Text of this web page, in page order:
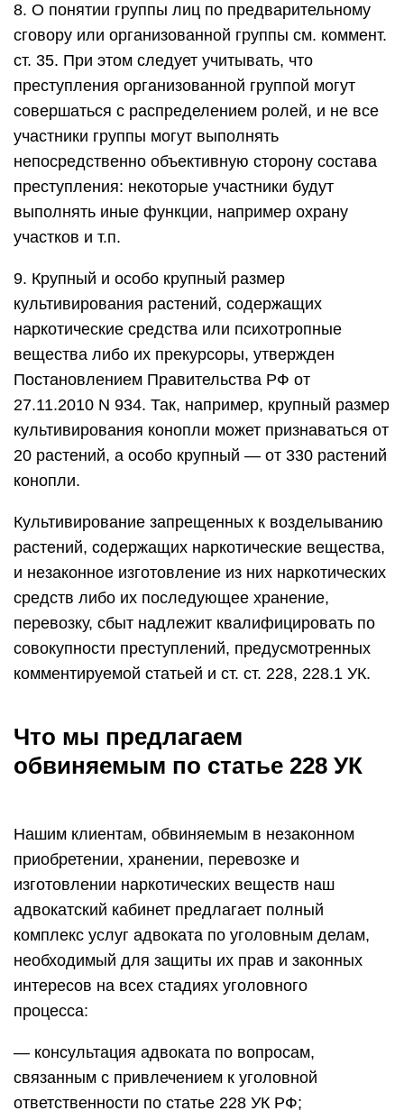
8. О понятии группы лиц по предварительному
сговору или организованной группы см. коммент.
ст. 35. При этом следует учитывать, что
преступления организованной группой могут
совершаться с распределением ролей, и не все
участники группы могут выполнять
непосредственно объективную сторону состава
преступления: некоторые участники будут
выполнять иные функции, например охрану
участков и т.п.
9. Крупный и особо крупный размер
культивирования растений, содержащих
наркотические средства или психотропные
вещества либо их прекурсоры, утвержден
Постановлением Правительства РФ от
27.11.2010 N 934. Так, например, крупный размер
культивирования конопли может признаваться от
20 растений, а особо крупный — от 330 растений
конопли.
Культивирование запрещенных к возделыванию
растений, содержащих наркотические вещества,
и незаконное изготовление из них наркотических
средств либо их последующее хранение,
перевозку, сбыт надлежит квалифицировать по
совокупности преступлений, предусмотренных
комментируемой статьей и ст. ст. 228, 228.1 УК.
Что мы предлагаем
обвиняемым по статье 228 УК
Нашим клиентам, обвиняемым в незаконном
приобретении, хранении, перевозке и
изготовлении наркотических веществ наш
адвокатский кабинет предлагает полный
комплекс услуг адвоката по уголовным делам,
необходимый для защиты их прав и законных
интересов на всех стадиях уголовного
процесса:
— консультация адвоката по вопросам,
связанным с привлечением к уголовной
ответственности по статье 228 УК РФ;